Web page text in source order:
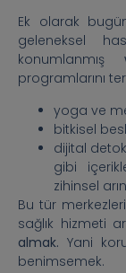
Ek olarak
geleneksel
konumlanmış
programlarını
yoga ve
bitkisel
dijital
gibi
zihinsel
Bu tür
sağlık hizmeti
almak. Yani
benimsemek.